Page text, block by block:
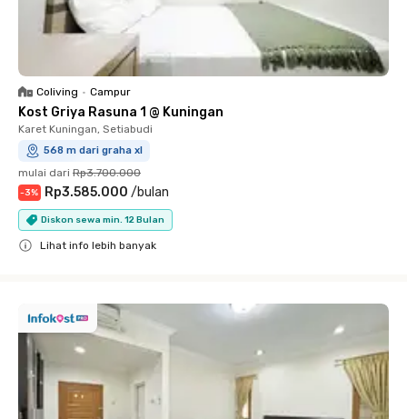
Coliving • Campur
Kost Griya Rasuna 1 @ Kuningan
Karet Kuningan, Setiabudi
568 m dari graha xl
mulai dari Rp3.700.000
-3% Rp3.585.000 /bulan
Diskon sewa min. 12 Bulan
Lihat info lebih banyak